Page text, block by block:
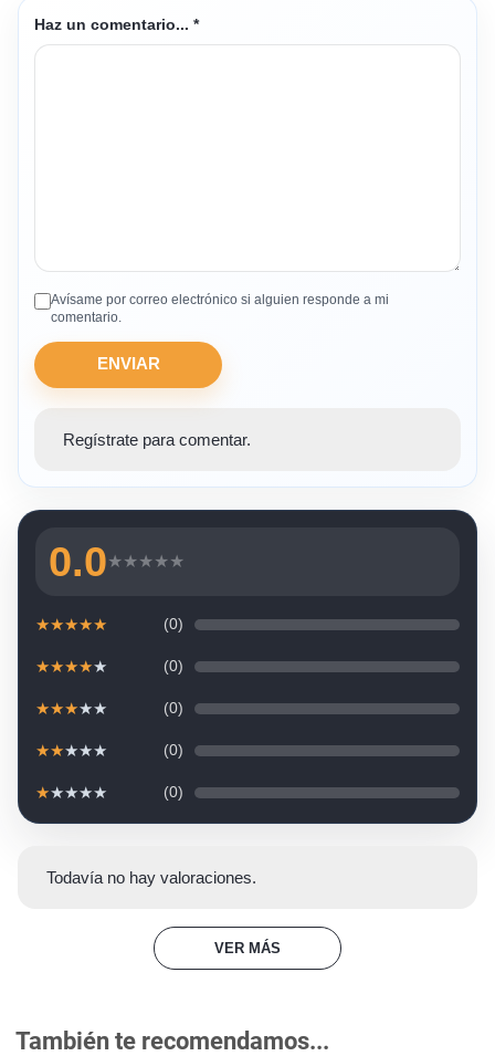
Haz un comentario... *
Avísame por correo electrónico si alguien responde a mi
comentario.
ENVIAR
Regístrate para comentar.
0.0★★★★★
★★★★★ (0)
★★★★★ (0)
★★★★★ (0)
★★★★★ (0)
★★★★★ (0)
Todavía no hay valoraciones.
VER MÁS
También te recomendamos...